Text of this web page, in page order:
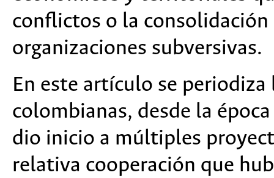
conflictos o la consolidación
organizaciones subversivas.
En este artículo se
colombianas, desde la
dio inicio a múltiples
relativa cooperación que